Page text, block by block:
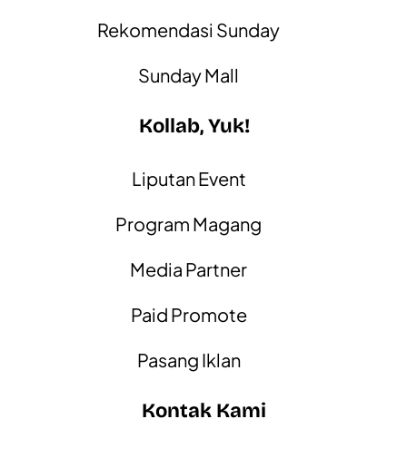
Rekomendasi Sunday
Sunday Mall
Kollab, Yuk!
Liputan Event
Program Magang
Media Partner
Paid Promote
Pasang Iklan
Kontak Kami